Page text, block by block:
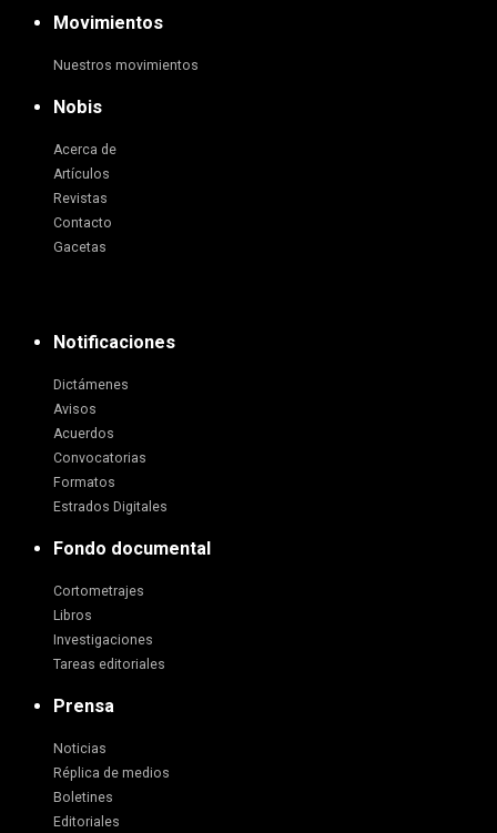
Movimientos
Nuestros movimientos
Nobis
Acerca de
Artículos
Revistas
Contacto
Gacetas
Notificaciones
Dictámenes
Avisos
Acuerdos
Convocatorias
Formatos
Estrados Digitales
Fondo documental
Cortometrajes
Libros
Investigaciones
Tareas editoriales
Prensa
Noticias
Réplica de medios
Boletines
Editoriales